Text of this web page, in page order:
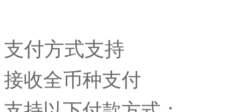
支付方式支持
接收全币种支付